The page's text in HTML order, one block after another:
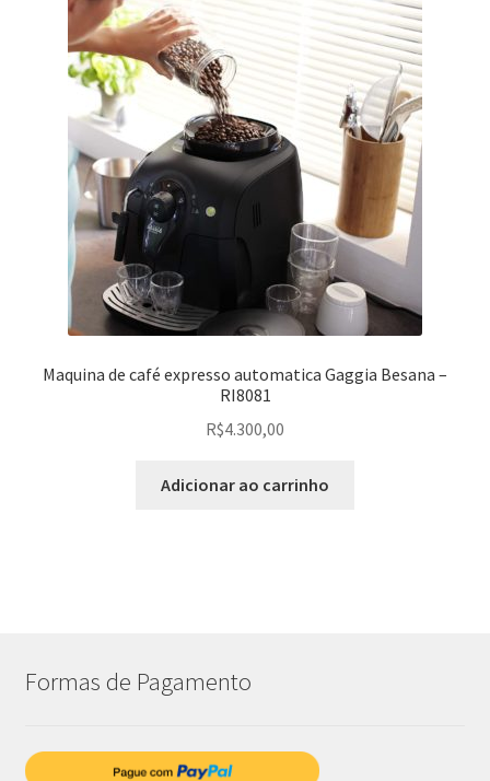
Maquina de café expresso automatica Gaggia Besana –
RI8081
R$4.300,00
Adicionar ao carrinho
Formas de Pagamento